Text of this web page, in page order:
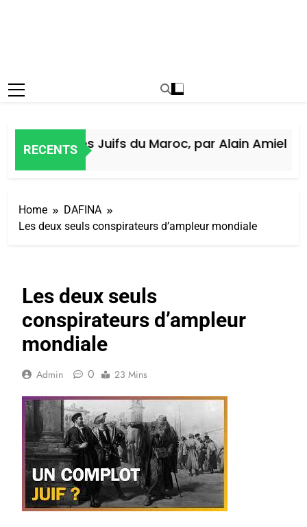
RECENTS
des Juifs du Maroc, par Alain Amiel
Home
DAFINA
Les deux seuls conspirateurs d’ampleur mondiale
Les deux seuls
conspirateurs d’ampleur
mondiale
Admin 0 23 Mins